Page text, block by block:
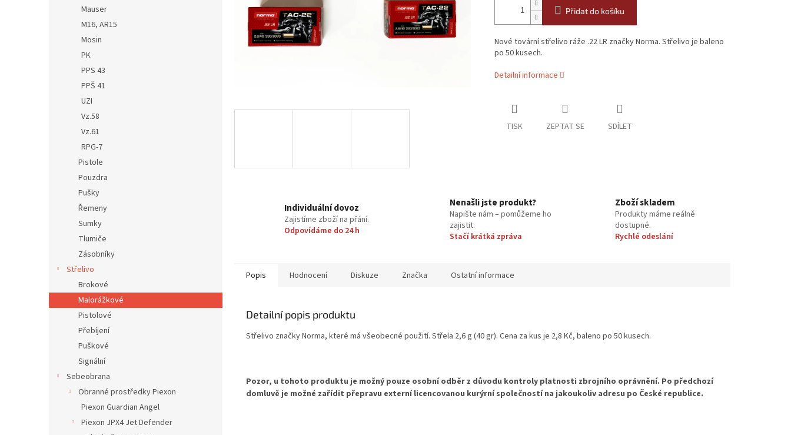
Mauser
M16, AR15
Mosin
PK
PPS 43
PPŠ 41
UZI
Vz.58
Vz.61
RPG-7
Pistole
Pouzdra
Pušky
Řemeny
Sumky
Tlumiče
Zásobníky
Střelivo
Brokové
Malorážkové
Pistolové
Přebíjení
Puškové
Signální
Sebeobrana
Obranné prostředky Piexon
Piexon Guardian Angel
Piexon JPX4 Jet Defender
Přidat do košíku
Nové tovární střelivo ráže .22 LR značky Norma. Střelivo je baleno
po 50 kusech.
Detailní informace
TISK ZEPTAT SE SDÍLET
Individuální dovoz
Zajistíme zboží na přání.
Odpovídáme do 24 h
Nenašli jste produkt?
Napište nám – pomůžeme ho
zajistit.
Stačí krátká zpráva
Zboží skladem
Produkty máme reálně
dostupné.
Rychlé odeslání
Popis Hodnocení Diskuze Značka Ostatní informace
Detailní popis produktu
Střelivo značky Norma, které má všeobecné použití. Střela 2,6 g (40 gr). Cena za kus je 2,8 Kč, baleno po 50 kusech.
Pozor, u tohoto produktu je možný pouze osobní odběr z důvodu kontroly platnosti zbrojního oprávnění. Po předchozí
domluvě je možné zařídit přepravu externí licencovanou kurýrní společností na jakoukoliv adresu po České republice.